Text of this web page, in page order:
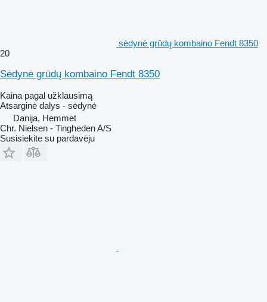
sėdynė grūdų kombaino Fendt 8350
20
Sėdynė grūdų kombaino Fendt 8350
Kaina pagal užklausimą
Atsarginė dalys - sėdynė
Danija, Hemmet
Chr. Nielsen - Tingheden A/S
Susisiekite su pardavėju